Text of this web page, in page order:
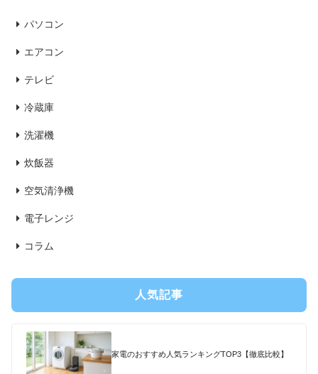
パソコン
エアコン
テレビ
冷蔵庫
洗濯機
炊飯器
空気清浄機
電子レンジ
コラム
人気記事
家電のおすすめ人気ランキングTOP3【徹底比較】